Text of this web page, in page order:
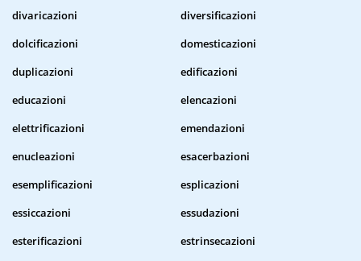
divaricazioni
diversificazioni
dolcificazioni
domesticazioni
duplicazioni
edificazioni
educazioni
elencazioni
elettrificazioni
emendazioni
enucleazioni
esacerbazioni
esemplificazioni
esplicazioni
essiccazioni
essudazioni
esterificazioni
estrinsecazioni